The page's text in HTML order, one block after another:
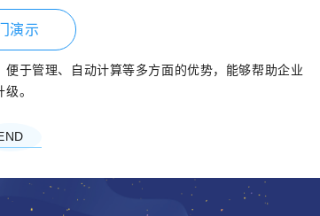
演示
于管理、自动计算等多方面的优势，能够帮助企业
。